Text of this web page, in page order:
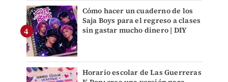
Cómo hacer un cuaderno de los
Saja Boys para el regreso a clases
sin gastar mucho dinero | DIY
Horario escolar de Las Guerreras